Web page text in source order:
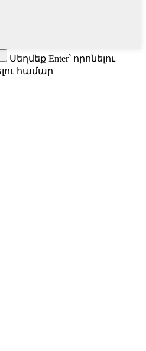
Սեղմեք Enter՝ որոնելու
համար